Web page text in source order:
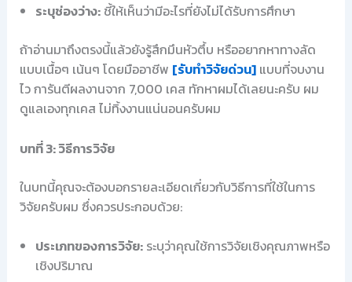
ระบุช่องว่าง:ชี้ให้เห็นว่ามีอะไรที่ยังไม่ได้รับการศึกษา
ถ้าอ่านมาถึงตรงนี้แล้วยังรู้สึกมึนหัวตึ้บ หรืออยากหาทางลัด
แบบเนื้อๆ เน้นๆ โดยมืออาชีพ [รับทำวิจัยด่วน]แบบที่จบงาน
ไว การันตีผลงานจาก 7,000 เคส ทักหาผมได้เลยนะครับ ผม
ดูแลเองทุกเคส ไม่ทิ้งงานแน่นอนครับผม
บทที่ 3: วิธีการวิจัย
ในบทนี้คุณจะต้องบอกรายละเอียดเกี่ยวกับวิธีการที่ใช้ในการ
วิจัยครับผม ซึ่งควรประกอบด้วย:
ประเภทของการวิจัย:ระบุว่าคุณใช้การวิจัยเชิงคุณภาพหรือ
เชิงปริมาณ